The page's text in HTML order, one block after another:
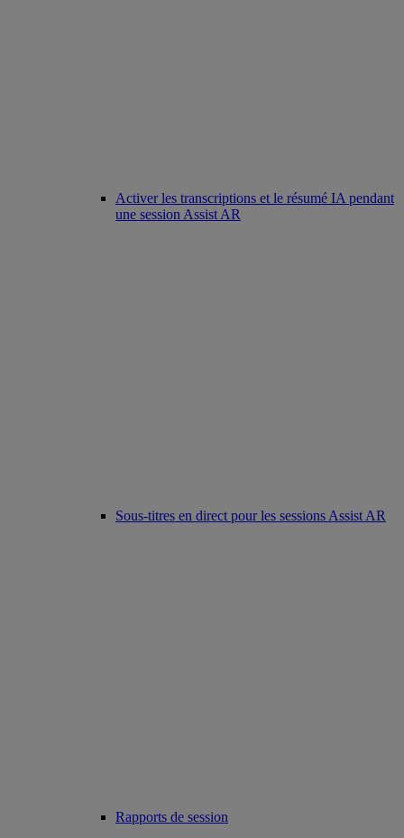
Activer les transcriptions et le résumé IA pendant
une session Assist AR
Sous-titres en direct pour les sessions Assist AR
Rapports de session